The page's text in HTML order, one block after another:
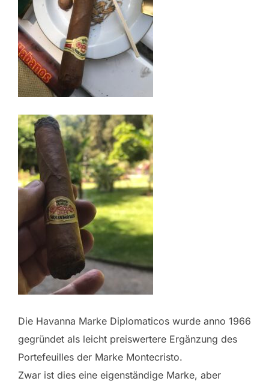
Die Havanna Marke Diplomaticos wurde anno 1966
gegründet als leicht preiswertere Ergänzung des
Portefeuilles der Marke Montecristo.
Zwar ist dies eine eigenständige Marke, aber